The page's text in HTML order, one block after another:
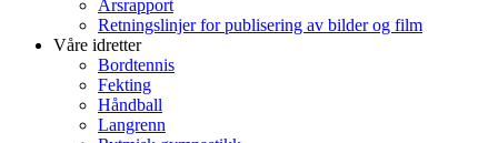
Årsrapport
Retningslinjer for publisering av bilder og film
Våre idretter
Bordtennis
Fekting
Håndball
Langrenn